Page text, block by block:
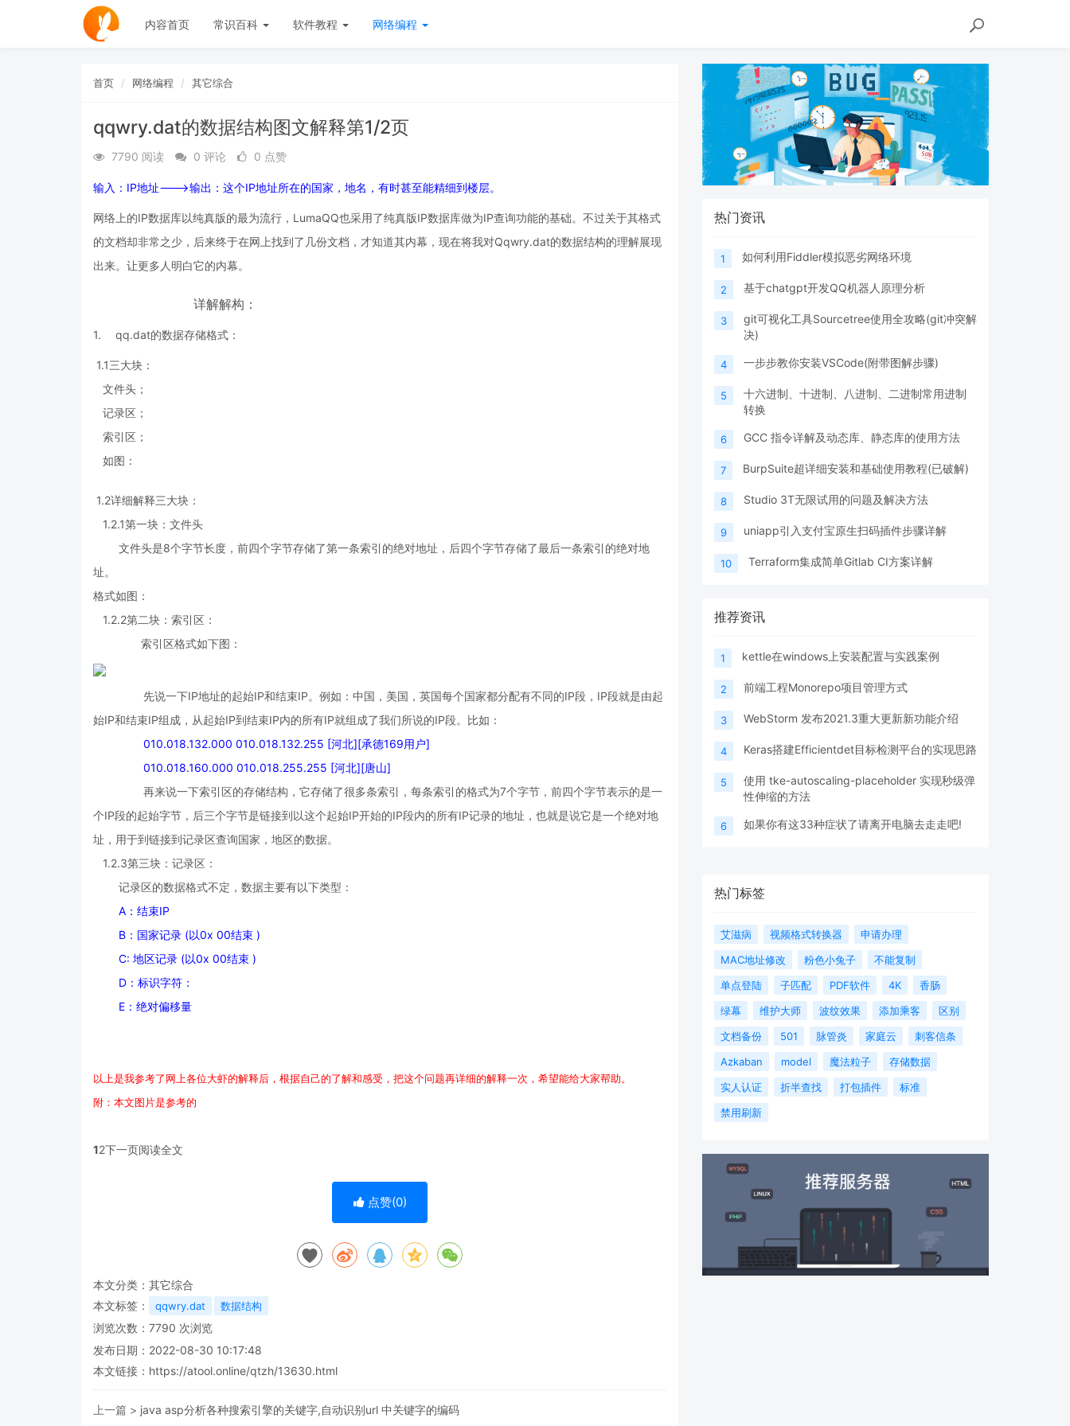
内容首页 常识百科 软件教程 网络编程
首页 网络编程 其它综合
qqwry.dat的数据结构图文解释第1/2页
7790 阅读 0 评论 0 点赞
输入：IP地址———>输出：这个IP地址所在的国家，地名，有时甚至能精细到楼层。
网络上的IP数据库以纯真版的最为流行，LumaQQ也采用了纯真版IP数据库做为IP查询功能的基础。不过关于其格式
的文档却非常之少，后来终于在网上找到了几份文档，才知道其内幕，现在将我对Qqwry.dat的数据结构的理解展现
出来。让更多人明白它的内幕。
详解解构：
1. qq.dat的数据存储格式：
1.1三大块：
文件头；
记录区；
索引区；
如图：
1.2详细解释三大块：
1.2.1第一块：文件头
文件头是8个字节长度，前四个字节存储了第一条索引的绝对地址，后四个字节存储了最后一条索引的绝对地
址。
格式如图：
1.2.2第二块：索引区：
索引区格式如下图：
先说一下IP地址的起始IP和结束IP。例如：中国，美国，英国每个国家都分配有不同的IP段，IP段就是由起
始IP和结束IP组成，从起始IP到结束IP内的所有IP就组成了我们所说的IP段。比如：
010.018.132.000 010.018.132.255 [河北][承德169用户]
010.018.160.000 010.018.255.255 [河北][唐山]
再来说一下索引区的存储结构，它存储了很多条索引，每条索引的格式为7个字节，前四个字节表示的是一
个IP段的起始字节，后三个字节是链接到以这个起始IP开始的IP段内的所有IP记录的地址，也就是说它是一个绝对地
址，用于到链接到记录区查询国家，地区的数据。
1.2.3第三块：记录区：
记录区的数据格式不定，数据主要有以下类型：
A：结束IP
B：国家记录 (以0x 00结束 )
C: 地区记录 (以0x 00结束 )
D：标识字符：
E：绝对偏移量
以上是我参考了网上各位大虾的解释后，根据自己的了解和感受，把这个问题再详细的解释一次，希望能给大家帮助。
附：本文图片是参考的
12下一页阅读全文
点赞(0)
本文分类： 其它综合
本文标签：
qqwry.dat 数据结构
浏览次数： 7790 次浏览
发布日期：2022-08-30 10:17:48
本文链接： https://atool.online/qtzh/13630.html
上一篇 > java asp分析各种搜索引擎的关键字,自动识别url 中关键字的编码
热门资讯
1 如何利用Fiddler模拟恶劣网络环境
2 基于chatgpt开发QQ机器人原理分析
3
git可视化工具Sourcetree使用全攻略(git冲突解
决)
4 一步步教你安装VSCode(附带图解步骤)
5
十六进制、十进制、八进制、二进制常用进制
转换
6 GCC 指令详解及动态库、静态库的使用方法
7 BurpSuite超详细安装和基础使用教程(已破解)
8 Studio 3T无限试用的问题及解决方法
9 uniapp引入支付宝原生扫码插件步骤详解
10 Terraform集成简单Gitlab CI方案详解
推荐资讯
1 kettle在windows上安装配置与实践案例
2 前端工程Monorepo项目管理方式
3 WebStorm 发布2021.3重大更新新功能介绍
4 Keras搭建Efficientdet目标检测平台的实现思路
5
使用 tke-autoscaling-placeholder 实现秒级弹
性伸缩的方法
6 如果你有这33种症状了请离开电脑去走走吧!
热门标签
艾滋病 视频格式转换器
申请办理
MAC地址修改
粉色小兔子
不能复制
单点登陆
子匹配 PDF软件 4K
香肠
绿幕
维护大师 波纹效果 添加乘客
区别
文档备份
501 脉管炎 家庭云
刺客信条
Azkaban
model 魔法粒子
存储数据
实人认证
折半查找 打包插件
标准
禁用刷新